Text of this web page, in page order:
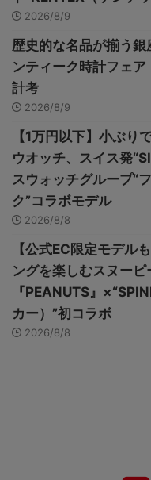
2026/8/9
歴史的な名品が揃う
ンティーク時計フェ
計考
2026/8/9
【1万円以下】小ぶり
ウオッチ、スイス発
スウォッチグループ“
ク”コラボモデル
2026/8/8
【公式EC限定モデル
ングを楽しむスヌーピ
『PEANUTS』
カー）”初コラボ
2026/8/8